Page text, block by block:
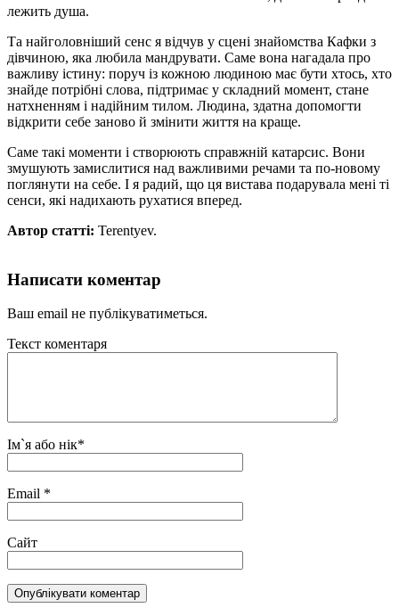
лежить душа.
Та найголовніший сенс я відчув у сцені знайомства Кафки з
дівчиною, яка любила мандрувати. Саме вона нагадала про
важливу істину: поруч із кожною людиною має бути хтось, хто
знайде потрібні слова, підтримає у складний момент, стане
натхненням і надійним тилом. Людина, здатна допомогти
відкрити себе заново й змінити життя на краще.
Саме такі моменти і створюють справжній катарсис. Вони
змушують замислитися над важливими речами та по-новому
поглянути на себе. І я радий, що ця вистава подарувала мені ті
сенси, які надихають рухатися вперед.
Автор статті: Terentyev.
Написати коментар
Ваш email не публікуватиметься.
Текст коментаря
Ім`я або нік*
Email *
Сайт